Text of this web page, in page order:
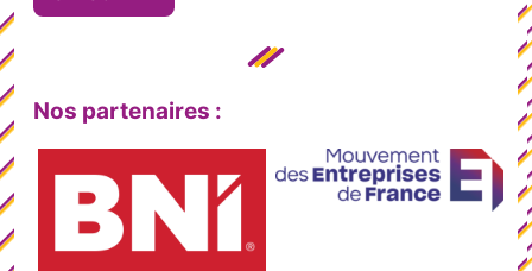
Nos partenaires :